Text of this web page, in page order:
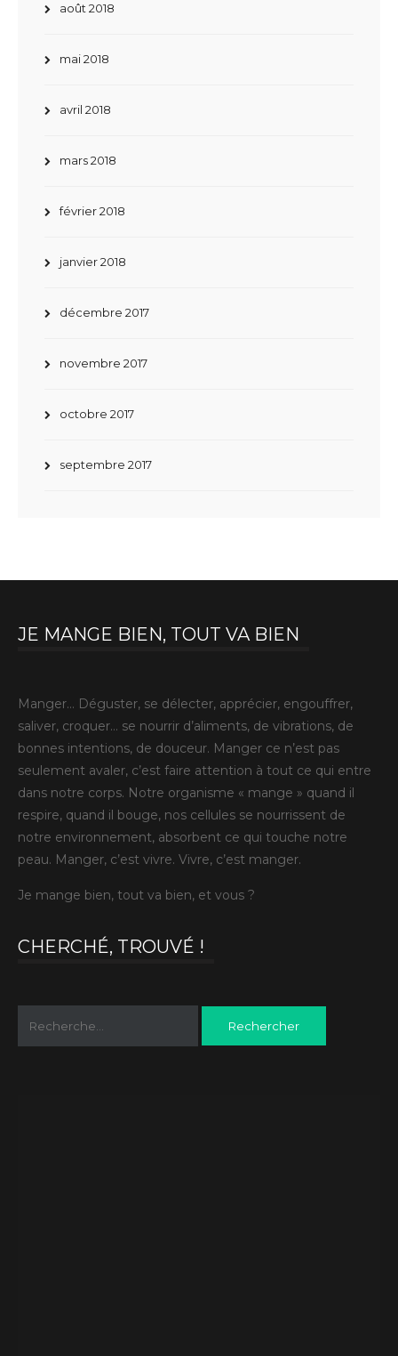
août 2018
mai 2018
avril 2018
mars 2018
février 2018
janvier 2018
décembre 2017
novembre 2017
octobre 2017
septembre 2017
JE MANGE BIEN, TOUT VA BIEN
Manger… Déguster, se délecter, apprécier, engouffrer,
saliver, croquer… se nourrir d’aliments, de vibrations, de
bonnes intentions, de douceur. Manger ce n’est pas
seulement avaler, c’est faire attention à tout ce qui entre
dans notre corps. Notre organisme « mange » quand il
respire, quand il bouge, nos cellules se nourrissent de
notre environnement, absorbent ce qui touche notre
peau. Manger, c’est vivre. Vivre, c’est manger.
Je mange bien, tout va bien, et vous ?
CHERCHÉ, TROUVÉ !